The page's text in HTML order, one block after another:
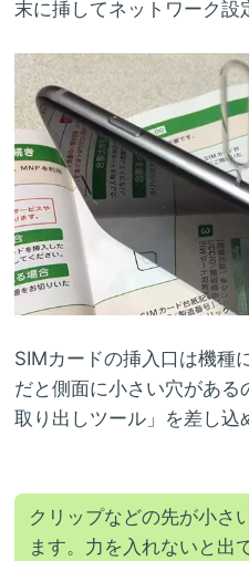
末に挿してネットワーク設
SIMカードの挿入口は機種
だと側面に小さい穴がある
取り出しツール」を差し込
クリップなどの先が小さ
ます。力を入れないと出